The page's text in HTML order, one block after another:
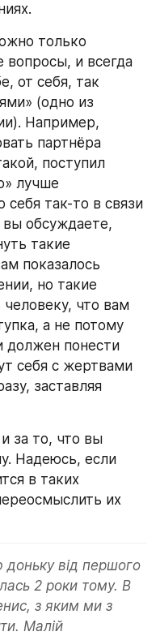
только
и всегда
от себя, так
(одно из
Например,
партнёра
поступил
лучше
себя так-то в связи
обсуждаете,
такие
показалось
но такие
что вам
а не потому
должен понести
себя с жертвами
заставляя
за то, что вы
Надеюсь, если
в таких
их
від першого
2 роки тому. В
з яким ми з
Малій